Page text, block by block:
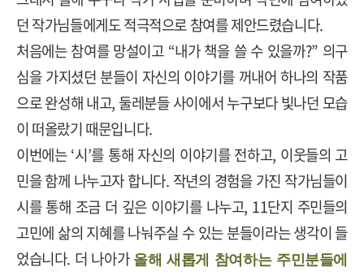
던 작가님들에게도 적극적으로 참여를 제안드렸습니다.
처음에는 참여를 망설이고 “내가 책을 쓸 수 있을까?” 의구
심을 가지셨던 분들이 자신의 이야기를 꺼내어 하나의 작품
으로 완성해 내고, 둘레분들 사이에서 누구보다 빛나던 모습
이 떠올랐기 때문입니다.
이번에는‘시’를 통해 자신의 이야기를 전하고, 이웃들의 고
민을 함께 나누고자 합니다. 작년의 경험을 가진 작가님들이
시를 통해 조금 더 깊은 이야기를 나누고, 11단지 주민들의
고민에 삶의 지혜를 나눠주실 수 있는 분들이라는 생각이 들
었습니다. 더 나아가 올해 새롭게 참여하는 주민분들에